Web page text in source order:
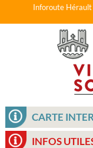
Inforoute Hérault
CARTE
INFOS